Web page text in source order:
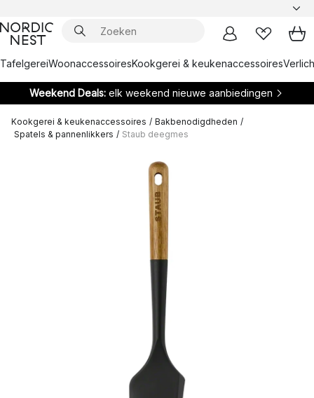
TafelgereiWoonaccessoiresKookgerei & keukenaccessoires
Weekend Deals: elk weekend nieuwe aanbiedingen
Kookgerei & keukenaccessoires / Bakbenodigdheden /
Spatels & pannenlikkers / Staub deegmes